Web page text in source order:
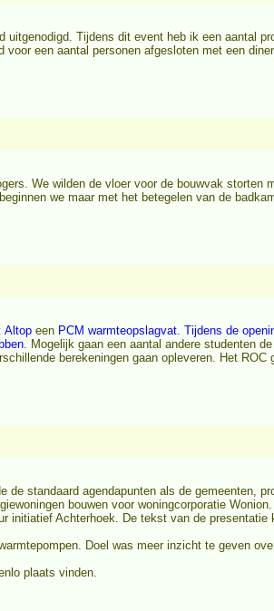
Tijdens dit event heb ik een aantal
een aantal personen afgesloten met een
We wilden de vloer voor de bouwvak
we maar met het betegelen van de
Altop een PCM warmteopslagvat. Tijdens de
. Mogelijk gaan een aantal andere studenten
berekeningen gaan opleveren. Het
standaard agendapunten als de gemeenten,
bouwen voor woningcorporatie
initiatief Achterhoek. De tekst van de
Doel was meer inzicht te geven
plaats vinden.